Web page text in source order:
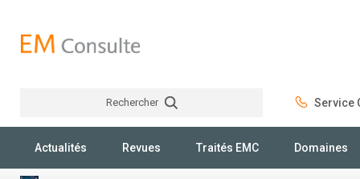
Rechercher Service
Actualités Revues Traités EMC Domaines